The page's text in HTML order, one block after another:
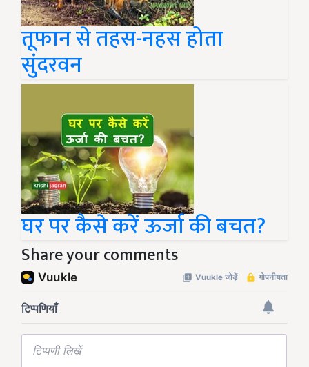
तूफान से तहस-नहस होता
सुंदरवन
घर पर कैसे करें ऊर्जा की बचत?
Share your comments